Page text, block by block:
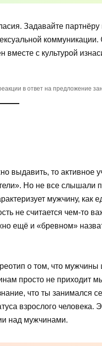
Задавайте
коммуникации.
вместе с культурой
в ответ на предложение
выдавить, то активное
Но не все слышали
мужчину, как
не считается чем-то
ещё и «бревном»
о том, что
просто не приходит
что ты занимался
взрослого человека.
над мужчинами.